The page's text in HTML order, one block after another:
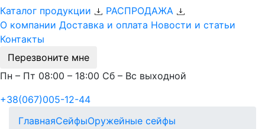
Каталог продукции
РАСПРОДАЖА
О компании Доставка и оплата Новости и статьи
Контакты
Перезвоните мне
Пн – Пт 08:00 – 18:00 Сб – Вс выходной
+38(067)005-12-44
ГлавнаяСейфыОружейные сейфы